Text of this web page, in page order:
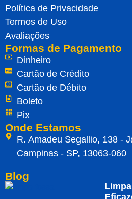
Política de Privacidade
Termos de Uso
Avaliações
Formas de Pagamento
Dinheiro
Cartão de Crédito
Cartão de Débito
Boleto
Pix
Onde Estamos
R. Amadeu Segallio, 138 -
Campinas - SP, 13063-060
Blog